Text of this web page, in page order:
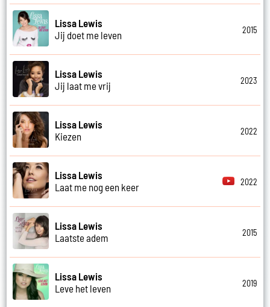
Lissa Lewis
Jij doet me leven
2015
Lissa Lewis
Jij laat me vrij
2023
Lissa Lewis
Kiezen
2022
Lissa Lewis
Laat me nog een keer
2022
Lissa Lewis
Laatste adem
2015
Lissa Lewis
Leve het leven
2019